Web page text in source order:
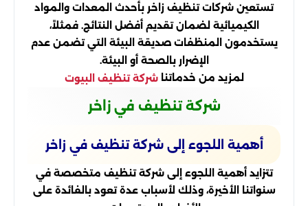
تستعين شركات تنظيف زاخر بأحدث المعدات والمواد
الكيميائية لضمان تقديم أفضل النتائج. فمثلاً،
يستخدمون المنظفات صديقة البيئة التي تضمن عدم
الإضرار بالصحة أو البيئة.
لمزيد من خدماتناشركة تنظيف البيوت
شركة تنظيف في زاخر
أهمية اللجوء إلى شركة تنظيف في زاخر
تتزايد أهمية اللجوء إلى شركة تنظيف متخصصة في
سنواتنا الأخيرة، وذلك لأسباب عدة تعود بالفائدة على